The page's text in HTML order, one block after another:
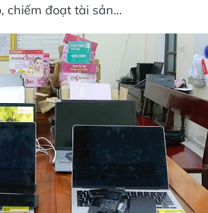
chiếm đoạt tài sản...